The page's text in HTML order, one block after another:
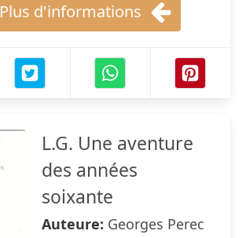
Plus d'informations
L.G. Une aventure
des années
soixante
Auteure: Georges Perec